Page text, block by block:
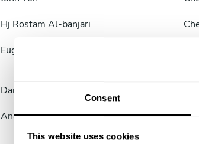
Consent
This website uses cookies
Hj Rostam Al-banjari
Eugene Tey
Daniel Yap
Ananthshree Bhaskaran Anan Chef